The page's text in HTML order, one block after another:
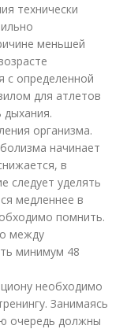
технически
меньшей
с определенной
для атлетов
дыхания.
организма.
начинает
в
следует уделять
медленнее в
помнить.
между
минимум 48
необходимо
Занимаясь
очередь должны